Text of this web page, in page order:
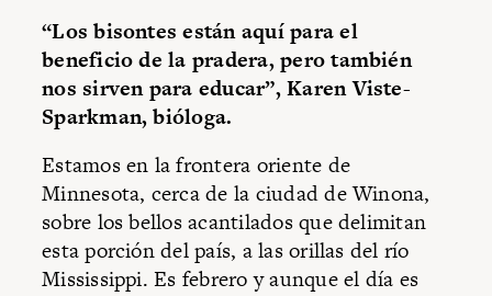
“Los bisontes están aquí para el
beneficio de la pradera, pero también
nos sirven para educar”, Karen Viste-
Sparkman, bióloga.
Estamos en la frontera oriente de
Minnesota, cerca de la ciudad de Winona,
sobre los bellos acantilados que delimitan
esta porción del país, a las orillas del río
Mississippi. Es febrero y aunque el día es